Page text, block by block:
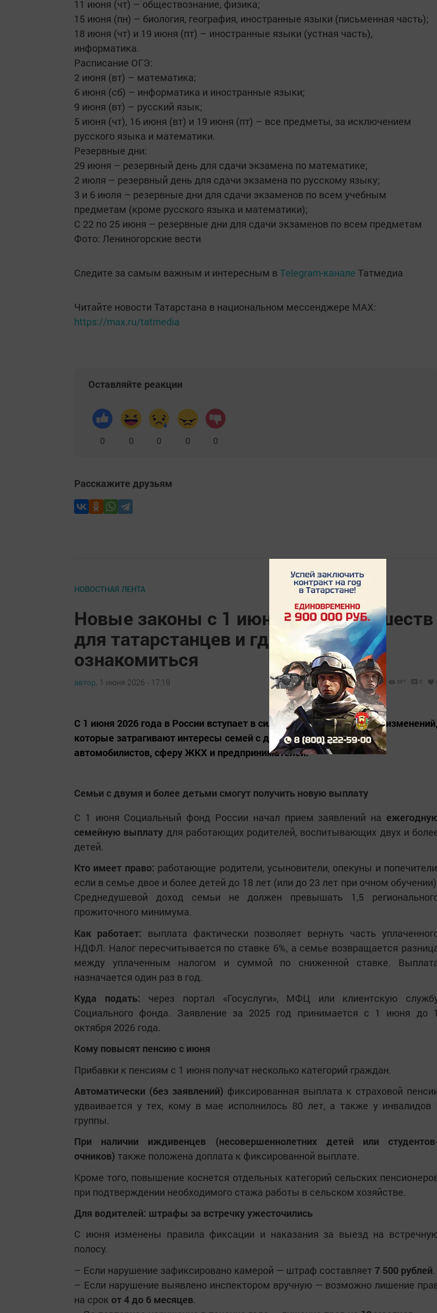
11 июня (чт) – обществознание, физика;
15 июня (пн) – биология, география, иностранные языки (письменная часть);
18 июня (чт) и 19 июня (пт) – иностранные языки (устная часть),
информатика.
Расписание ОГЭ:
2 июня (вт) – математика;
6 июня (сб) – информатика и иностранные языки;
9 июня (вт) – русский язык;
5 июня (чт), 16 июня (вт) и 19 июня (пт) – все предметы, за исключением
русского языка и математики.
Резервные дни:
29 июня – резервный день для сдачи экзамена по математике;
2 июля – резервный день для сдачи экзамена по русскому языку;
3 и 6 июля – резервные дни для сдачи экзаменов по всем учебным
предметам (кроме русского языка и математики);
С 22 по 25 июня – резервные дни для сдачи экзаменов по всем предметам
Фото: Лениногорские вести
Следите за самым важным и интересным в Telegram-канале Татмедиа
Читайте новости Татарстана в национальном мессенджере MАХ:
https://max.ru/tatmedia
Оставляйте реакции
0 0 0 0 0
Расскажите друзьям
НОВОСТНАЯ ЛЕНТА
Новые законы с 1 июня: обзор новшеств
для татарстанцев и где с ними
ознакомиться
автор, 1 июня 2026 - 17:19 367 0
С 1 июня 2026 года в России вступает в силу ряд законодательных изменений,
которые затрагивают интересы семей с детьми, пенсионеров,
автомобилистов, сферу ЖКХ и предпринимателей.
Семьи с двумя и более детьми смогут получить новую выплату
С 1 июня Социальный фонд России начал прием заявлений на
семейную выплату для работающих родителей, воспитывающих двух и
детей.
Кто имеет право: работающие родители, усыновители, опекуны и
если в семье двое и более детей до 18 лет (или до 23 лет при очном
Среднедушевой доход семьи не должен превышать 1,5
прожиточного минимума.
Как работает: выплата фактически позволяет вернуть часть
НДФЛ. Налог пересчитывается по ставке 6%, а семье возвращается
между уплаченным налогом и суммой по сниженной ставке.
назначается один раз в год.
Куда подать: через портал «Госуслуги», МФЦ или клиентскую
Социального фонда. Заявление за 2025 год принимается с 1 июня до 1
октября 2026 года.
Кому повысят пенсию с июня
Прибавки к пенсиям с 1 июня получат несколько категорий граждан.
Автоматически (без заявлений) фиксированная выплата к страховой
удваивается у тех, кому в мае исполнилось 80 лет, а также у инвалидов
группы.
При наличии иждивенцев (несовершеннолетних детей или
очников) также положена доплата к фиксированной выплате.
Кроме того, повышение коснется отдельных категорий сельских
при подтверждении необходимого стажа работы в сельском хозяйстве.
Для водителей: штрафы за встречку ужесточились
С июня изменены правила фиксации и наказания за выезд на
полосу.
– Если нарушение зафиксировано камерой — штраф составляет7 500 рублей.
– Если нарушение выявлено инспектором вручную — возможно лишение
на срок от 4 до 6 месяцев.